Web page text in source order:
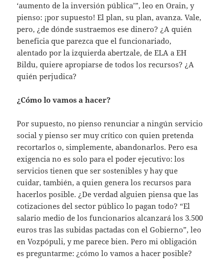
‘aumento de la inversión pública’”, leo en Orain, y
pienso: ¡por supuesto! El plan, su plan, avanza. Vale,
pero, ¿de dónde sustraemos ese dinero? ¿A quién
beneficia que parezca que el funcionariado,
alentado por la izquierda abertzale, de ELA a EH
Bildu, quiere apropiarse de todos los recursos? ¿A
quién perjudica?
¿Cómo lo vamos a hacer?
Por supuesto, no pienso renunciar a ningún servicio
social y pienso ser muy crítico con quien pretenda
recortarlos o, simplemente, abandonarlos. Pero esa
exigencia no es solo para el poder ejecutivo: los
servicios tienen que ser sostenibles y hay que
cuidar, también, a quien genera los recursos para
hacerlos posible. ¿De verdad alguien piensa que las
cotizaciones del sector público lo pagan todo? “El
salario medio de los funcionarios alcanzará los 3.500
euros tras las subidas pactadas con el Gobierno”, leo
en Vozpópuli, y me parece bien. Pero mi obligación
es preguntarme: ¿cómo lo vamos a hacer posible?